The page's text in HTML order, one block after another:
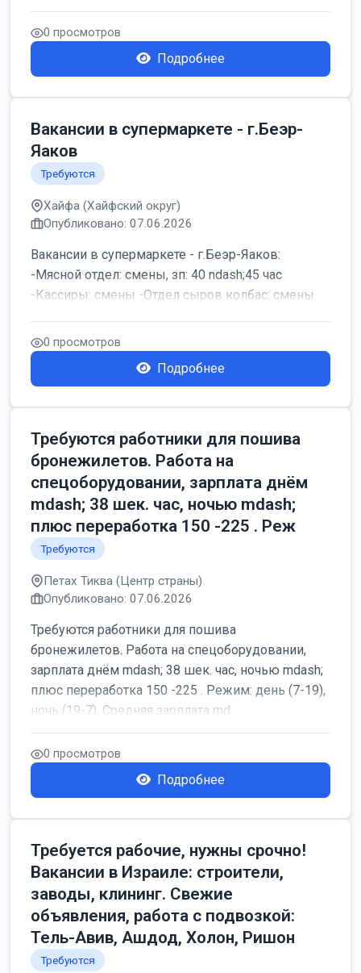
дор...
0 просмотров
Подробнее
Вакансии в супермаркете - г.Беэр-
Яаков
Требуются
Хайфа (Хайфский округ)
Опубликовано: 07.06.2026
Вакансии в супермаркете - г.Беэр-Яаков:
-Мясной отдел: смены, зп: 40 ndash;45 час
-Кассиры: смены -Отдел сыров колбас: смены
0 просмотров
Подробнее
Требуются работники для пошива
бронежилетов. Работа на
спецоборудовании, зарплата днём
mdash; 38 шек. час, ночью mdash;
плюс переработка 150 -225 . Реж
Требуются
Петах Тиква (Центр страны)
Опубликовано: 07.06.2026
Требуются работники для пошива
бронежилетов. Работа на спецоборудовании,
зарплата днём mdash; 38 шек. час, ночью mdash;
плюс переработка 150 -225 . Режим: день (7-19),
ночь (19-7). Средняя зарплата md...
0 просмотров
Подробнее
Требуется рабочие, нужны срочно!
Вакансии в Израиле: строители,
заводы, клининг. Свежие
объявления, работа с подвозкой:
Тель-Авив, Ашдод, Холон, Ришон
Требуются